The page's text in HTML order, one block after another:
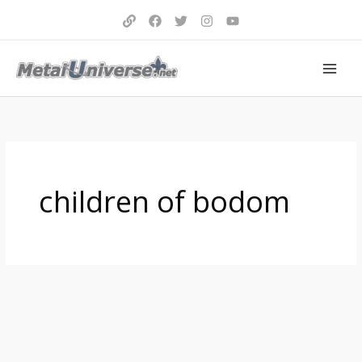
children of bodom